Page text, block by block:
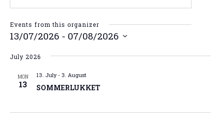
Events from this organizer
13/07/2026 - 07/08/2026
date.
July 2026
MON
13 SOMMERLUKKET
13. July- 3. August